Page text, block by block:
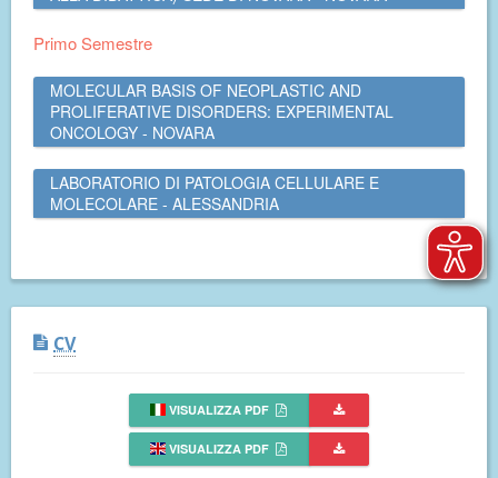
Primo Semestre
MOLECULAR BASIS OF NEOPLASTIC AND
PROLIFERATIVE DISORDERS: EXPERIMENTAL
ONCOLOGY - NOVARA
LABORATORIO DI PATOLOGIA CELLULARE E
MOLECOLARE - ALESSANDRIA
CV
VISUALIZZA PDF
VISUALIZZA PDF